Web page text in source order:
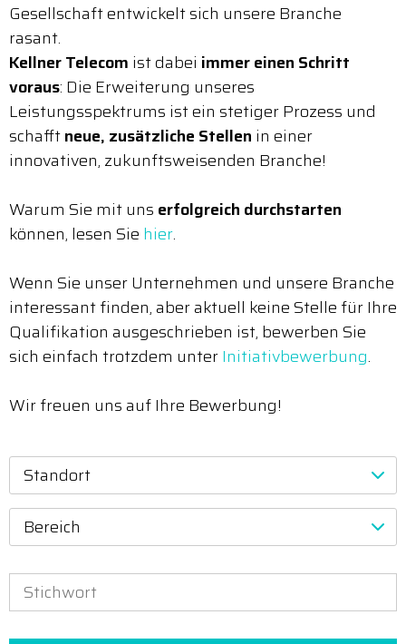
Gesellschaft entwickelt sich unsere Branche
rasant.
Kellner Telecom ist dabei immer einen Schritt
voraus: Die Erweiterung unseres
Leistungsspektrums ist ein stetiger Prozess und
schafftneue, zusätzliche Stellen in einer
innovativen, zukunftsweisenden Branche!
Warum Sie mit uns erfolgreich durchstarten
können, lesen Sie hier.
Wenn Sie unser Unternehmen und unsere Branche
interessant finden, aber aktuell keine Stelle für Ihre
Qualifikation ausgeschrieben ist, bewerben Sie
sich einfach trotzdem unterInitiativbewerbung.
Wir freuen uns auf Ihre Bewerbung!
Standort
Bereich